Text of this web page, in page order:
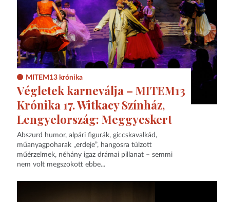
MITEM13 krónika
Végletek karneválja – MITEM13
Krónika 17. Witkacy Színház,
Lengyelország: Meggyeskert
Abszurd humor, alpári figurák, giccskavalkád,
műanyagpoharak „erdeje”, hangosra túlzott
műérzelmek, néhány igaz drámai pillanat – semmi
nem volt megszokott ebbe...